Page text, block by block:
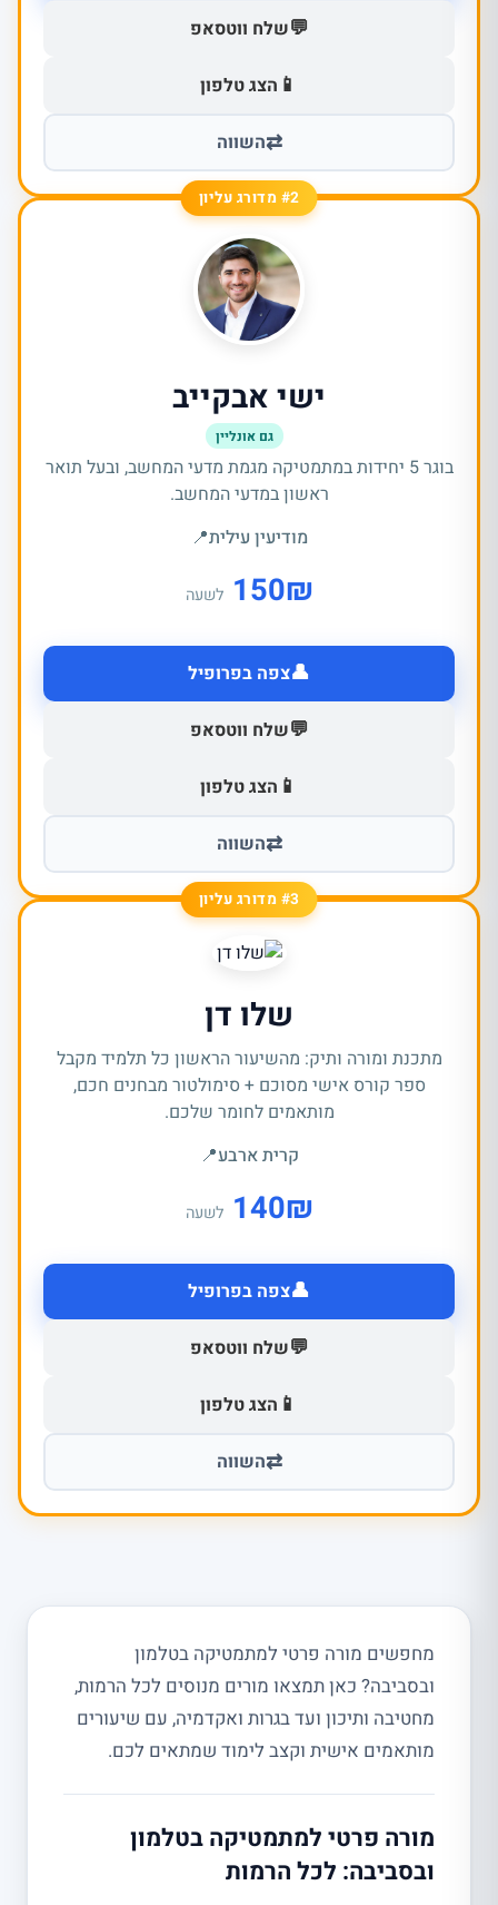
💬שלח ווטסאפ
📱 הצג טלפון
⇄השווה
#2 מדורג עליון
ישי אבקייב
גם אונליין
בוגר 5 יחידות במתמטיקה מגמת מדעי המחשב, ובעל תואר
ראשון במדעי המחשב.
מודיעין עילית📍
₪
150 לשעה
👤צפה בפרופיל
💬שלח ווטסאפ
📱 הצג טלפון
⇄השווה
#3 מדורג עליון
שלו דן
מתכנת ומורה ותיק: מהשיעור הראשון כל תלמיד מקבל
ספר קורס אישי מסוכם + סימולטור מבחנים חכם,
מותאמים לחומר שלכם.
קרית ארבע📍
₪
140 לשעה
👤צפה בפרופיל
💬שלח ווטסאפ
📱 הצג טלפון
⇄השווה
מחפשים מורה פרטי למתמטיקה בטלמון
ובסביבה? כאן תמצאו מורים מנוסים לכל הרמות,
מחטיבה ותיכון ועד בגרות ואקדמיה, עם שיעורים
מותאמים אישית וקצב לימוד שמתאים לכם.
מורה פרטי למתמטיקה בטלמון
ובסביבה: לכל הרמות